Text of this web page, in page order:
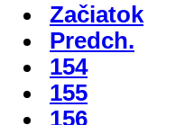
Začiatok
Predch.
154
155
156